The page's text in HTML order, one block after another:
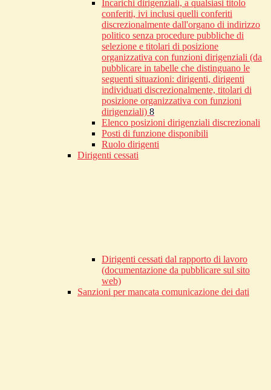
Incarichi dirigenziali, a qualsiasi titolo
conferiti, ivi inclusi quelli conferiti
discrezionalmente dall'organo di indirizzo
politico senza procedure pubbliche di
selezione e titolari di posizione
organizzativa con funzioni dirigenziali (da
pubblicare in tabelle che distinguano le
seguenti situazioni: dirigenti, dirigenti
individuati discrezionalmente, titolari di
posizione organizzativa con funzioni
dirigenziali) 8
Elenco posizioni dirigenziali discrezionali
Posti di funzione disponibili
Ruolo dirigenti
Dirigenti cessati
Dirigenti cessati dal rapporto di lavoro
(documentazione da pubblicare sul sito
web)
Sanzioni per mancata comunicazione dei dati